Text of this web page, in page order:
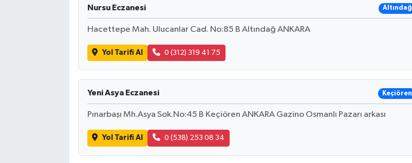
Nursu Eczanesi Altındağ
Hacettepe Mah. Ulucanlar Cad. No:85 B Altındağ ANKARA
Yol Tarifi Al 0 (312) 319 41 75
Yeni Asya Eczanesi Keçiören
Pınarbaşı Mh.Asya Sok.No:45 B Keçiören ANKARA Gazino Osmanlı Pazarı arkası
Yol Tarifi Al 0 (538) 253 08 34